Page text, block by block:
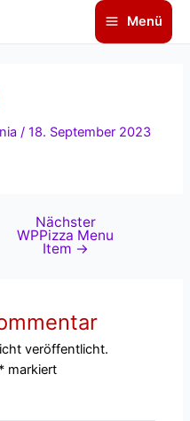
Main
Menü
/18. September 2023
Nächster
WPPizza Menu
Item →
veröffentlicht.
* markiert